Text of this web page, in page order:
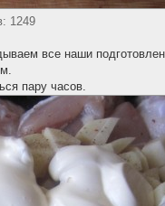
1249
все наши
пару часов.